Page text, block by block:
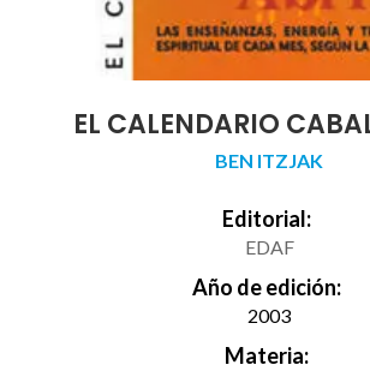
EL CALENDARIO
BEN ITZJAK
Editorial:
EDAF
Año de edición:
2003
Materia: